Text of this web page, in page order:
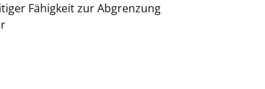
Fähigkeit zur Abgrenzung